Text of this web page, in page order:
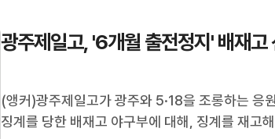
광주제일고, '6개월 출전정지' 배재고
(앵커)광주제일고가 광주와 5·18을 조롱하는 응
징계를 당한 배재고 야구부에 대해, 징계를 재고